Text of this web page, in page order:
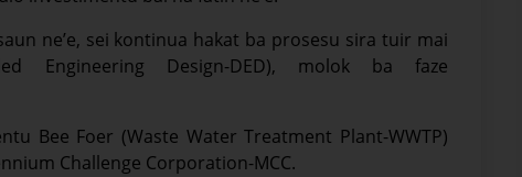
ne’e, sei kontinua hakat ba prosesu sira tuir mai
Engineering Design-DED), molok ba faze
Bee Foer (Waste Water Treatment Plant-WWTP)
Challenge Corporation-MCC.